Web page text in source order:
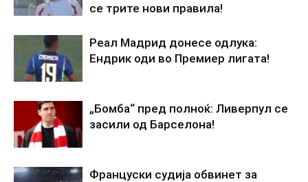
се трите нови правила!
Реал Мадрид донесе одлука:
Ендрик оди во Премиер лигата!
„Бомба“ пред полноќ: Ливерпул се
засили од Барселона!
Француски судија обвинет за